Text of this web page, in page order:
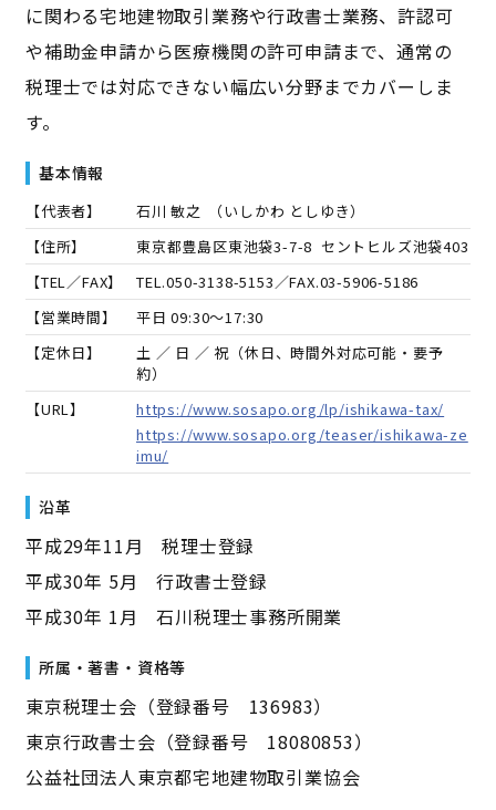
に関わる宅地建物取引業務や行政書士業務、許認可
や補助金申請から医療機関の許可申請まで、通常の
税理士では対応できない幅広い分野までカバーしま
す。
基本情報
【代表者】 石川 敏之 （いしかわ としゆき）
【住所】
東京都豊島区東池袋3-7-8 セントヒルズ池袋403
【TEL／FAX】
TEL.050-3138-5153 ／FAX.03-5906-5186
【営業時間】
平日 09:30～17:30
【定休日】
土 ／ 日 ／ 祝（休日、時間外対応可能・要予
約）
【URL】
https://www.sosapo.org/lp/ishikawa-tax/
https://www.sosapo.org/teaser/ishikawa-ze
imu/
沿革
平成29年11月 税理士登録
平成30年 5月 行政書士登録
平成30年 1月 石川税理士事務所開業
所属・著書・資格等
東京税理士会（登録番号 136983）
東京行政書士会（登録番号 18080853）
公益社団法人東京都宅地建物取引業協会